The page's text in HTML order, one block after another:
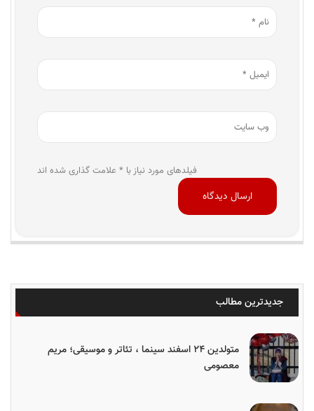
فیلدهای مورد نیاز با * علامت گذاری شده اند
جدیدترین مطالب
متولدین ۲۴ اسفند سینما ، تئاتر و موسیقی؛ مریم
معصومی